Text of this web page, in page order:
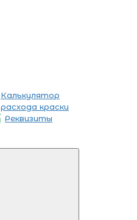
Калькулятор
расхода краски
Реквизиты